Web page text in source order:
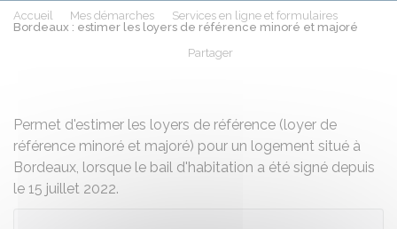
Accueil Mes démarches
Services en ligne et formulaires
Bordeaux : estimer les loyers de référence minoré et majoré
Partager
Permet d'estimer les loyers de référence (loyer de
référence minoré et majoré) pour un logement situé à
Bordeaux, lorsque le bail d'habitation a été signé depuis
le 15 juillet 2022.